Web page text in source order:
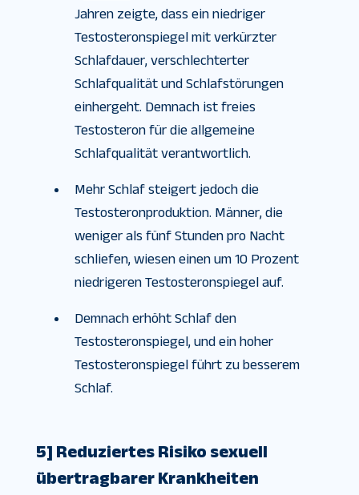
Jahren zeigte, dass ein niedriger
Testosteronspiegel mit verkürzter
Schlafdauer, verschlechterter
Schlafqualität und Schlafstörungen
einhergeht. Demnach ist freies
Testosteron für die allgemeine
Schlafqualität verantwortlich.
Mehr Schlaf steigert jedoch die
Testosteronproduktion. Männer, die
weniger als fünf Stunden pro Nacht
schliefen, wiesen einen um 10 Prozent
niedrigeren Testosteronspiegel auf.
Demnach erhöht Schlaf den
Testosteronspiegel, und ein hoher
Testosteronspiegel führt zu besserem
Schlaf.
5] Reduziertes Risiko sexuell
übertragbarer Krankheiten